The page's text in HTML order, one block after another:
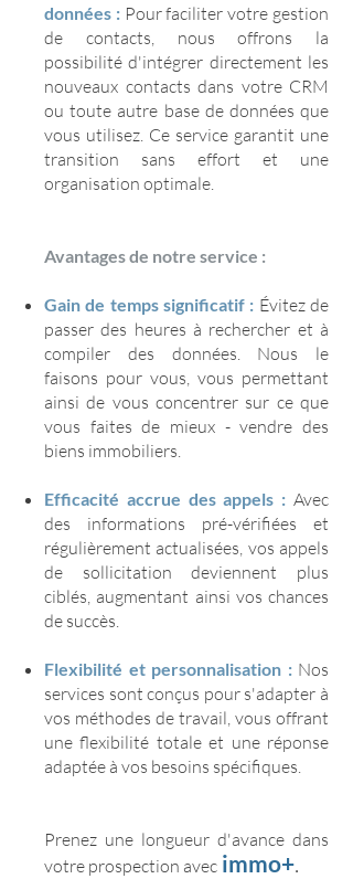
données :Pour faciliter votre gestion
de contacts, nous offrons la
possibilité d'intégrer directement les
nouveaux contacts dans votre CRM
ou toute autre base de données que
vous utilisez. Ce service garantit une
transition sans effort et une
organisation optimale.
Avantages de notre service :
Gain de temps significatif : Évitez de
passer des heures à rechercher et à
compiler des données. Nous le
faisons pour vous, vous permettant
ainsi de vous concentrer sur ce que
vous faites de mieux - vendre des
biens immobiliers.
Efficacité accrue des appels : Avec
des informations pré-vérifiées et
régulièrement actualisées, vos appels
de sollicitation deviennent plus
ciblés, augmentant ainsi vos chances
de succès.
Flexibilité et personnalisation :Nos
services sont conçus pour s'adapter à
vos méthodes de travail, vous offrant
une flexibilité totale et une réponse
adaptée à vos besoins spécifiques.
Prenez une longueur d'avance dans
votre prospection avec immo+.